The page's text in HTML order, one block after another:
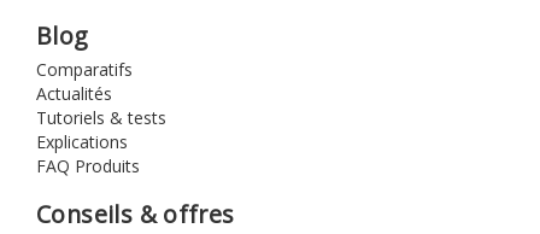
Blog
Comparatifs
Actualités
Tutoriels & tests
Explications
FAQ Produits
Conseils & offres